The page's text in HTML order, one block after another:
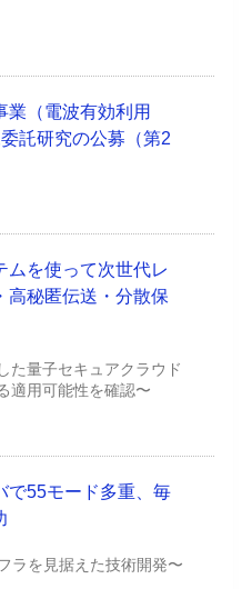
業（電波有効利用
託研究の公募（第2
ムを使って次世代レ
高秘匿伝送・分散保
た量子セキュアクラウド
適用可能性を確認〜
で55モード多重、毎
ラを見据えた技術開発〜